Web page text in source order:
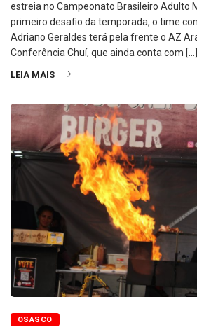
estreia no Campeonato Brasileiro Adulto
primeiro desafio da temporada, o time
Adriano Geraldes terá pela frente o AZ
Conferência Chuí, que ainda conta com […]
LEIA MAIS
OSASCO